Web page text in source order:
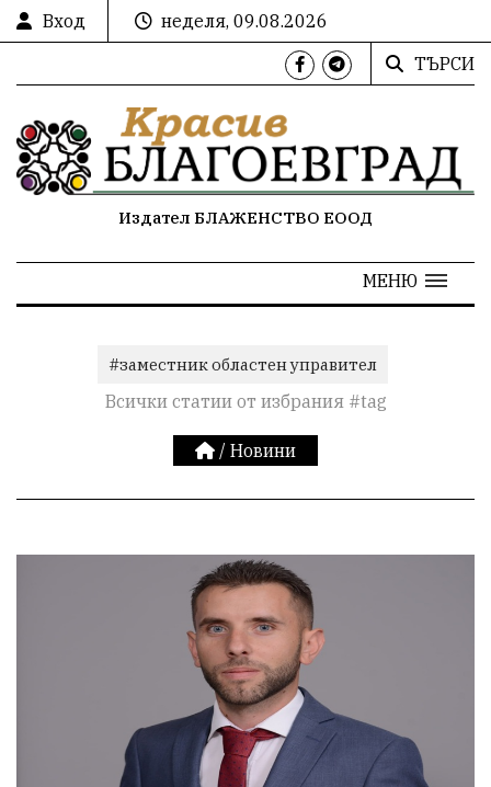
Вход
неделя, 09.08.2026
ТЪРСИ
Издател БЛАЖЕНСТВО ЕООД
МЕНЮ
#заместник областен управител
Всички статии от избрания #tag
/ Новини